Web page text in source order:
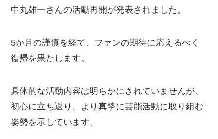
中丸雄一さんの活動再開が発表されました。
5か月の謹慎を経て、ファンの期待に応えるべく
復帰を果たします。
具体的な活動内容は明らかにされていませんが、
初心に立ち返り、より真摯に芸能活動に取り組む
姿勢を示しています。